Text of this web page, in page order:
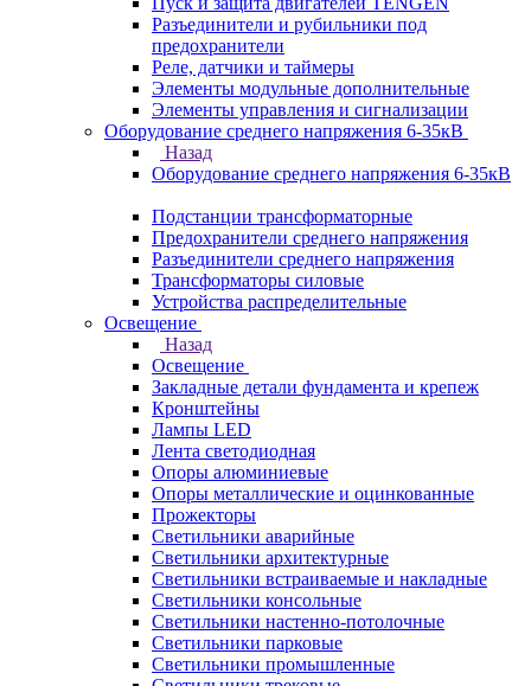
Разъединители и рубильники под
предохранители
Реле, датчики и таймеры
Элементы модульные дополнительные
Элементы управления и сигнализации
Оборудование среднего напряжения 6-35кВ
Назад
Оборудование среднего напряжения 6-35кВ
Подстанции трансформаторные
Предохранители среднего напряжения
Разъединители среднего напряжения
Трансформаторы силовые
Устройства распределительные
Освещение
Назад
Освещение
Закладные детали фундамента и крепеж
Кронштейны
Лампы LED
Лента светодиодная
Опоры алюминиевые
Опоры металлические и оцинкованные
Прожекторы
Светильники аварийные
Светильники архитектурные
Светильники встраиваемые и накладные
Светильники консольные
Светильники настенно-потолочные
Светильники парковые
Светильники промышленные